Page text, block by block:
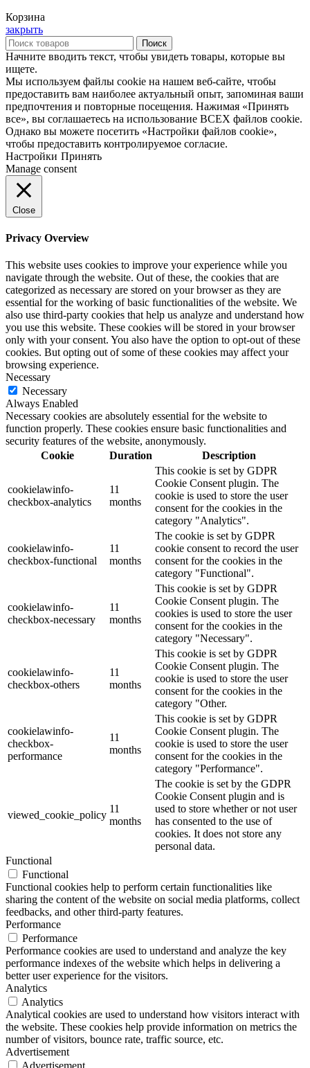
Корзина
закрыть
Поиск
Начните вводить текст, чтобы увидеть товары, которые вы
ищете.
Мы используем файлы cookie на нашем веб-сайте, чтобы
предоставить вам наиболее актуальный опыт, запоминая ваши
предпочтения и повторные посещения. Нажимая «Принять
все», вы соглашаетесь на использование ВСЕХ файлов cookie.
Однако вы можете посетить «Настройки файлов cookie»,
чтобы предоставить контролируемое согласие.
Настройки Принять
Manage consent
Close
Privacy Overview
This website uses cookies to improve your experience while you
navigate through the website. Out of these, the cookies that are
categorized as necessary are stored on your browser as they are
essential for the working of basic functionalities of the website. We
also use third-party cookies that help us analyze and understand how
you use this website. These cookies will be stored in your browser
only with your consent. You also have the option to opt-out of these
cookies. But opting out of some of these cookies may affect your
browsing experience.
Necessary
Necessary
Always Enabled
Necessary cookies are absolutely essential for the website to
function properly. These cookies ensure basic functionalities and
security features of the website, anonymously.
Cookie
Duration Description
cookielawinfo-
checkbox-analytics
11
months
This cookie is set by GDPR
Cookie Consent plugin. The
cookie is used to store the user
consent for the cookies in the
category "Analytics".
cookielawinfo-
checkbox-functional
11
months
The cookie is set by GDPR
cookie consent to record the user
consent for the cookies in the
category "Functional".
cookielawinfo-
checkbox-necessary
11
months
This cookie is set by GDPR
Cookie Consent plugin. The
cookies is used to store the user
consent for the cookies in the
category "Necessary".
cookielawinfo-
checkbox-others
11
months
This cookie is set by GDPR
Cookie Consent plugin. The
cookie is used to store the user
consent for the cookies in the
category "Other.
cookielawinfo-
checkbox-
performance
11
months
This cookie is set by GDPR
Cookie Consent plugin. The
cookie is used to store the user
consent for the cookies in the
category "Performance".
viewed_cookie_policy
11
months
The cookie is set by the GDPR
Cookie Consent plugin and is
used to store whether or not user
has consented to the use of
cookies. It does not store any
personal data.
Functional
Functional
Functional cookies help to perform certain functionalities like
sharing the content of the website on social media platforms, collect
feedbacks, and other third-party features.
Performance
Performance
Performance cookies are used to understand and analyze the key
performance indexes of the website which helps in delivering a
better user experience for the visitors.
Analytics
Analytics
Analytical cookies are used to understand how visitors interact with
the website. These cookies help provide information on metrics the
number of visitors, bounce rate, traffic source, etc.
Advertisement